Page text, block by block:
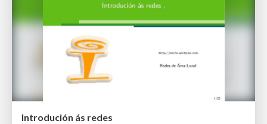
Introdución ás redes